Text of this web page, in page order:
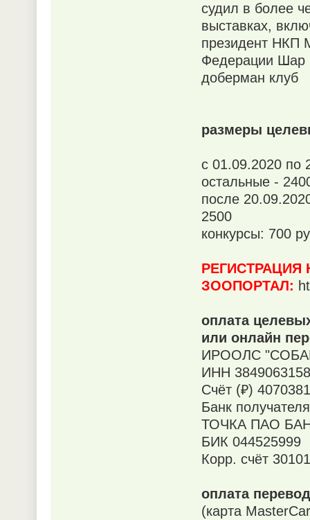
судил в более
выставках,
президент НКП
Федерации Шар
доберман клуб
размеры
с 01.09.2020 по
остальные -
после
2500
конкурсы: 700
РЕГИСТРАЦИЯ
ЗООПОРТАЛ:
оплата
или онлайн
ИРООЛС
ИНН
Счёт (₽)
Банк получателя
ТОЧКА ПАО
БИК 044525999
Корр. счёт
оплата
(карта